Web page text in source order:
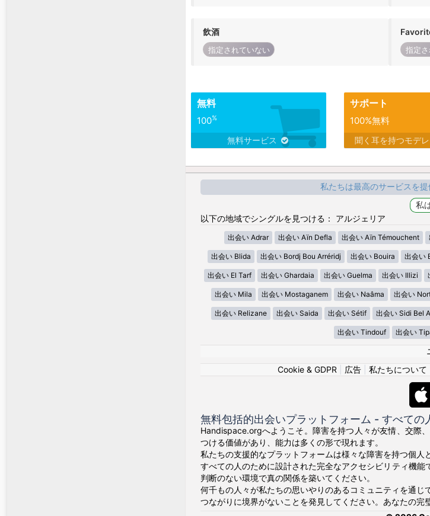
飲酒
指定されていない 指定
無料
100%
無料サービス
サポート
100%無料
聞く耳を持つモデ
私たちは最高のサービスを
以下の地域でシングルを見つける： アルジェリア
出会い Adrar 出会い Aïn Defla 出会い Aïn Témouchent
出会い Blida 出会い Bordj Bou Arréridj 出会い Bouira 出会い
出会い El Tarf 出会い Ghardaia 出会い Guelma 出会い Illizi
出会い Mila 出会い Mostaganem 出会い Naâma 出会い
出会い Relizane 出会い Saida 出会い Sétif 出会い Sidi Bel
出会い Tindouf 出会い
Cookie & GDPR
広告| 私たちについて
無料包括的出会いプラットフォーム - すべての
Handispace.orgへようこそ。障害を持つ人々が友情、交際
つける価値があり、能力は多くの形で現れます。
私たちの支援的なプラットフォームは様々な障害を持つ個人
すべての人のために設計された完全なアクセシビリティ機
判断のない環境で真の関係を築いてください。
何千もの人々が私たちの思いやりのあるコミュニティを通じ
つながりに境界がないことを発見してください。あなたの完